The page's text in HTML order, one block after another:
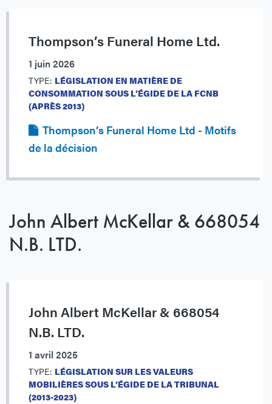
Thompson’s Funeral Home Ltd.
1 juin 2026
TYPE: LÉGISLATION EN MATIÈRE DE
CONSOMMATION SOUS L’ÉGIDE DE LA FCNB
(APRÈS 2013)
Thompson’s Funeral Home Ltd - Motifs
de la décision
John Albert McKellar & 668054
N.B. LTD.
John Albert McKellar & 668054
N.B. LTD.
1 avril 2025
TYPE: LÉGISLATION SUR LES VALEURS
MOBILIÈRES SOUS L’ÉGIDE DE LA TRIBUNAL
(2013-2023)